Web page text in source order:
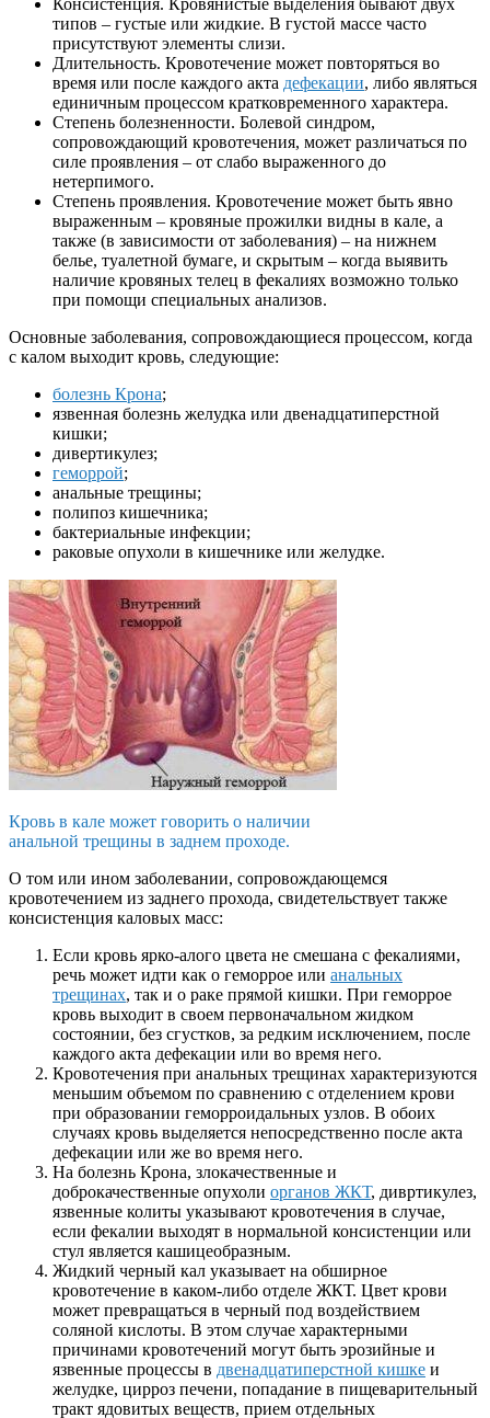
типов – густые или жидкие. В густой массе часто
присутствуют элементы слизи.
Длительность. Кровотечение может повторяться во
время или после каждого акта дефекации, либо являться
единичным процессом кратковременного характера.
Степень болезненности. Болевой синдром,
сопровождающий кровотечения, может различаться по
силе проявления – от слабо выраженного до
нетерпимого.
Степень проявления. Кровотечение может быть явно
выраженным – кровяные прожилки видны в кале, а
также (в зависимости от заболевания) – на нижнем
белье, туалетной бумаге, и скрытым – когда выявить
наличие кровяных телец в фекалиях возможно только
при помощи специальных анализов.
Основные заболевания, сопровождающиеся процессом, когда
с калом выходит кровь, следующие:
болезнь Крона;
язвенная болезнь желудка или двенадцатиперстной
кишки;
дивертикулез;
геморрой;
анальные трещины;
полипоз кишечника;
бактериальные инфекции;
раковые опухоли в кишечнике или желудке.
Кровь в кале может говорить о наличии
анальной трещины в заднем проходе.
О том или ином заболевании, сопровождающемся
кровотечением из заднего прохода, свидетельствует также
консистенция каловых масс:
Если кровь ярко-алого цвета не смешана с фекалиями,
речь может идти как о геморрое или анальных
трещинах, так и о раке прямой кишки. При геморрое
кровь выходит в своем первоначальном жидком
состоянии, без сгустков, за редким исключением, после
каждого акта дефекации или во время него.
Кровотечения при анальных трещинах характеризуются
меньшим объемом по сравнению с отделением крови
при образовании геморроидальных узлов. В обоих
случаях кровь выделяется непосредственно после акта
дефекации или же во время него.
На болезнь Крона, злокачественные и
доброкачественные опухоли органов ЖКТ, дивртикулез,
язвенные колиты указывают кровотечения в случае,
если фекалии выходят в нормальной консистенции или
стул является кашицеобразным.
Жидкий черный кал указывает на обширное
кровотечение в каком-либо отделе ЖКТ. Цвет крови
может превращаться в черный под воздействием
соляной кислоты. В этом случае характерными
причинами кровотечений могут быть эрозийные и
язвенные процессы в двенадцатиперстной кишке и
желудке, цирроз печени, попадание в пищеварительный
тракт ядовитых веществ, прием отдельных